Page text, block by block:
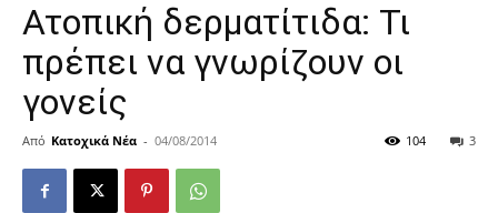
Ατοπική δερματίτιδα: Τι
πρέπει να γνωρίζουν οι
γονείς
Από Κατοχικά Νέα - 04/08/2014 3
104